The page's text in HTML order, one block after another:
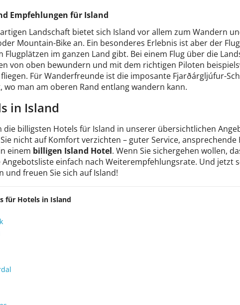
Empfehlungen für Island
Landschaft bietet sich Island vor allem zum Wandern
Mountain-Bike an. Ein besonderes Erlebnis ist aber der
Flugplätzen im ganzen Land gibt. Bei einem Flug über die
von oben bewundern und mit dem richtigen Piloten
Für Wanderfreunde ist die imposante Fjarðárgljúfur-
wo man am oberen Rand entlang wandern kann.
in Island
die billigsten Hotels für Island in unserer übersichtlichen
nicht auf Komfort verzichten – guter Service,
einem billigen Island Hotel. Wenn Sie sichergehen wollen,
einfach nach Weiterempfehlungsrate. Und jetzt
und freuen Sie sich auf Island!
für Hotels in Island